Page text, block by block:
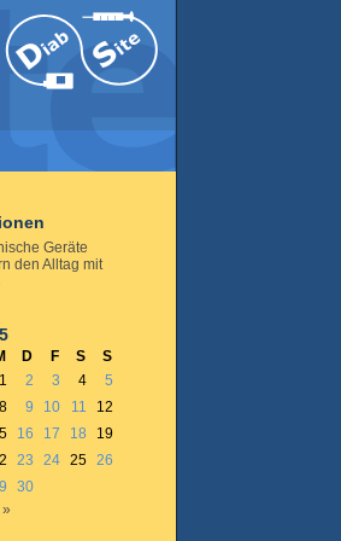
Geräte
den Alltag mit
D F S
S
1
2 3 4
5
8 9 10 11
12
16 17 18
19
23 24 25 26
30